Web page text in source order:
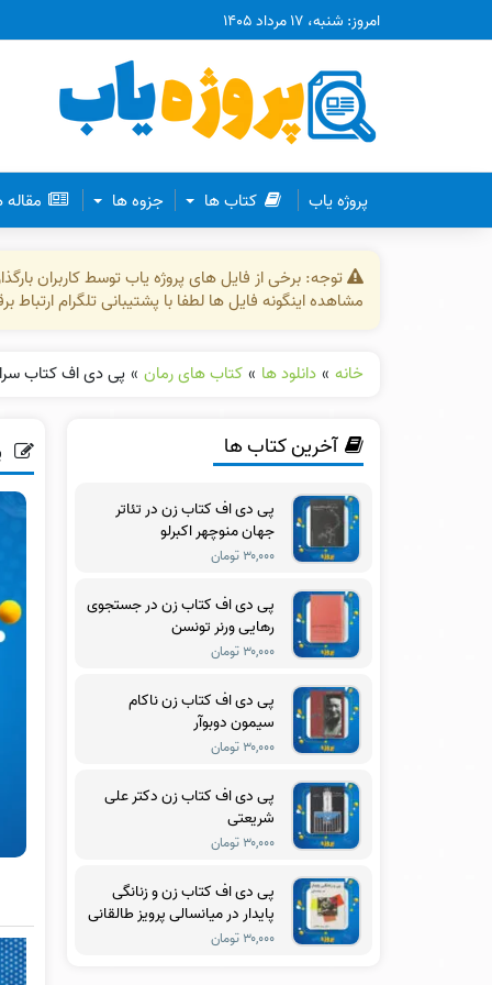
امروز: شنبه، ۱۷ مرداد ۱۴۰۵
پروژه یاب کتاب ها جزوه ها
توجه: برخی از فایل های پروژه یاب توسط کاربران
مشاهده اینگونه فایل ها لطفا با پشتیبانی تلگرام
خانه » دانلود ها » کتاب های رمان » پی دی اف کتاب
آخرین کتاب ها
پی دی اف کتاب زن در تئاتر
جهان منوچهر اکبرلو
۳۰,۰۰۰ تومان
پی دی اف کتاب زن در جستجوی
رهایی ورنر تونسن
۳۰,۰۰۰ تومان
پی دی اف کتاب زن ناکام
سیمون دوبوآر
۳۰,۰۰۰ تومان
پی دی اف کتاب زن دکتر علی
شریعتی
۳۰,۰۰۰ تومان
پی دی اف کتاب زن و زنانگی
پایدار در میانسالی پرویز طالقانی
۳۰,۰۰۰ تومان